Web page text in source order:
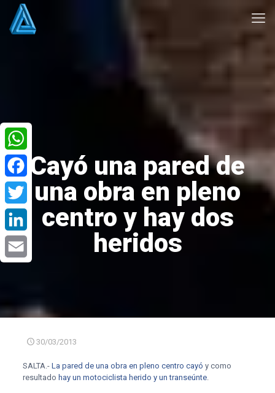
Cayó una pared de
una obra en pleno
centro y hay dos
heridos
30/03/2013
SALTA.- La pared de una obra en pleno centro cayó y como
resultado hay un motociclista herido y un transeúnte.
WhatsApp
Facebook
Twitter
LinkedIn